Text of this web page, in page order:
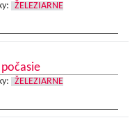
ŽELEZIARNE
ŽELEZIARNE